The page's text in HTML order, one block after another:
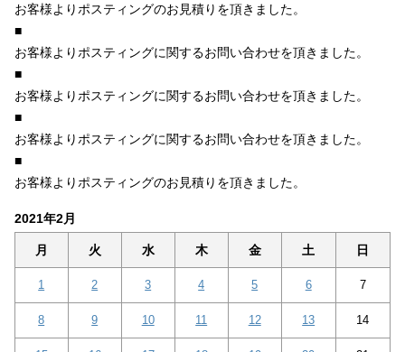
お客様よりポスティングのお見積りを頂きました。
■
お客様よりポスティングに関するお問い合わせを頂きました。
■
お客様よりポスティングに関するお問い合わせを頂きました。
■
お客様よりポスティングに関するお問い合わせを頂きました。
■
お客様よりポスティングのお見積りを頂きました。
2021年2月
月 火 水 木 金 土 日
1 2 3 4 5 6 7
8 9 10 11 12 13 14